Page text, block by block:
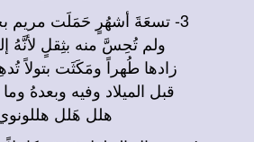
3- تسعَةَ أشهُرٍ حَمَلَت مريم بحامل الأكوان
ولم تُحِسَّ منه بثِقلٍ لأنَّهُ
زادها طُهراً ومَكَثَت بتولاً
قبل الميلاد وفيه وبعدهُ
هلل هَلل